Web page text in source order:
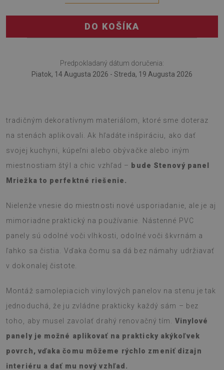
DO KOŠÍKA
Predpokladaný dátum doručenia:
Piatok, 14 Augusta 2026 - Streda, 19 Augusta 2026
tradičným dekoratívnym materiálom, ktoré sme doteraz
na stenách aplikovali. Ak hľadáte inšpiráciu, ako dať
svojej kuchyni, kúpeľni alebo obývačke alebo iným
miestnostiam štýl a chic vzhľad – bude Stenový panel
Mriežka to perfektné riešenie.
Nielenže vnesie do miestnosti nové usporiadanie, ale je aj
mimoriadne praktický na používanie. Nástenné PVC
panely sú odolné voči vlhkosti, odolné voči škvrnám a
ľahko sa čistia. Vďaka čomu sa dá bez námahy udržiavať
v dokonalej čistote.
Montáž samolepiacich vinylových panelov na stenu je tak
jednoduchá, že ju zvládne prakticky každý sám – bez
toho, aby musel zavolať drahý renovačný tím. Vinylové
panely je možné aplikovať na prakticky akýkoľvek
povrch, vďaka čomu môžeme rýchlo zmeniť dizajn
interiéru a dať mu nový vzhľad.